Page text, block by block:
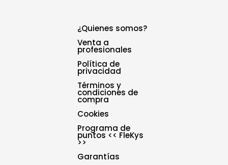
¿Quienes somos?
Venta a
profesionales
Política de
privacidad
Términos y
condiciones de
compra
Cookies
Programa de
puntos << FleKys
>>
Garantías